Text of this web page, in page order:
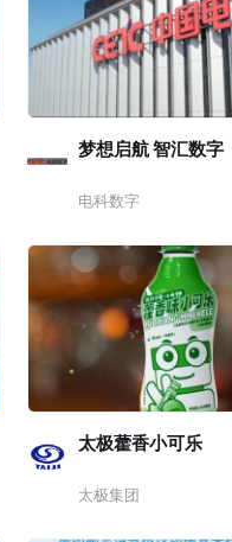
梦想启航 智汇数字
电科数字
太极藿香小可乐
太极集团